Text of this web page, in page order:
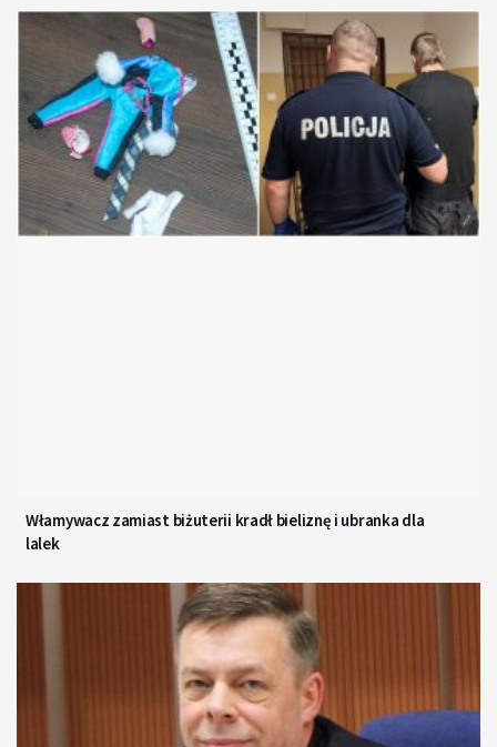
Włamywacz zamiast biżuterii kradł bieliznę i ubranka dla
lalek